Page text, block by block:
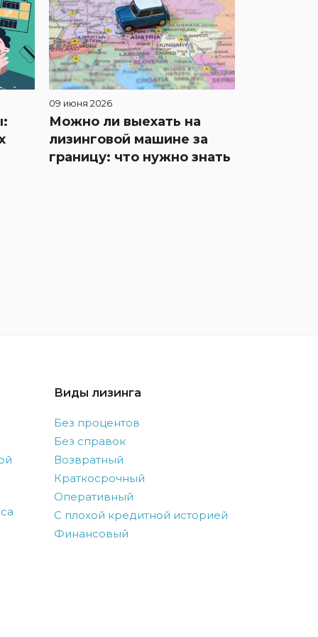
09 июня 2026
Можно ли выехать на
лизинговой машине за
границу: что нужно знать
Виды лизинга
Без процентов
Без справок
Возвратный
Краткосрочный
Оперативный
С плохой кредитной историей
Финансовый